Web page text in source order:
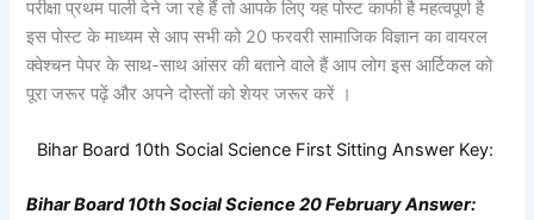
परीक्षा प्रथम पाली देने जा रहे हैं तो आपके लिए यह पोस्ट काफी है महत्वपूर्ण है
इस पोस्ट के माध्यम से आप सभी को 20 फरवरी सामाजिक विज्ञान का वायरल
क्वेश्चन पेपर के साथ-साथ आंसर की बताने वाले हैं आप लोग इस आर्टिकल को
पूरा जरूर पढ़ें और अपने दोस्तों को शेयर जरूर करें ।
Bihar Board 10th Social ScienceFirst Sitting Answer Key:
Bihar Board 10thSocial Science20February Answer: